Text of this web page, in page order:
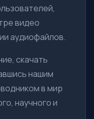
видео
аудиофайлов.
скачать
нашим
в мир
научного и